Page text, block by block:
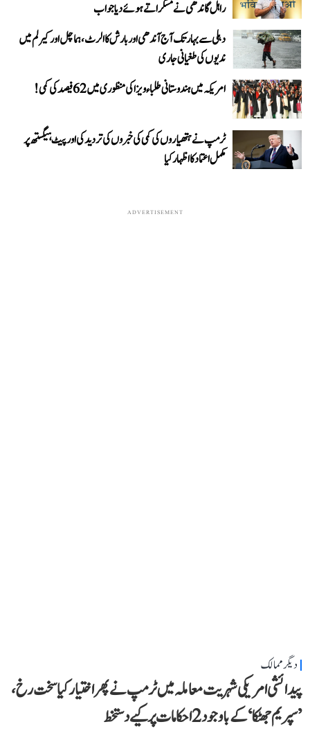
راہل گاندھی نے مسکراتے ہوئے دیا جواب
دہلی سے بہار تک آج آندھی اور بارش کا الرٹ، ہماچل اور کیرلم میں
ندیوں کی طغیانی جاری
امریکہ میں ہندوستانی طلباء ویزا کی منظوری میں 62 فیصد کی کمی!
ٹرمپ نے ہتھیاروں کی کمی کی خبروں کی تردید کی اور پیٹ ہیگستھ پر
مکمل اعتماد کا اظہار کیا
ADVERTISEMENT
دیگر ممالک
پیدائشی امریکی شہریت معاملہ میں ٹرمپ نے پھر اختیار کیا سخت رخ،
’سپریم جھٹکا‘ کے باوجود 2 احکامات پر کیے دستخط